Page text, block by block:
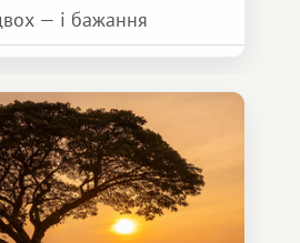
— і бажання
людини щось
масштабне,
:)